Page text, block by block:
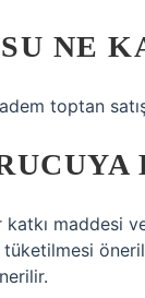
NE
toptan
maddesi
tüketilmesi